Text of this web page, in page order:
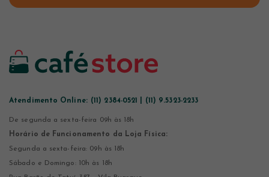
Atendimento Online: (11) 2384-0521 | (11) 9.5323-2233
De segunda a sexta-feira 09h às 18h
Horário de Funcionamento da Loja Física:
Segunda a sexta-feira: 09h às 18h
Sábado e Domingo: 10h às 18h